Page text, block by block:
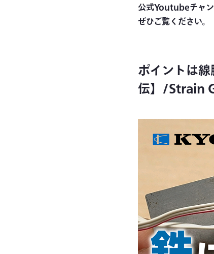
公式Youtubeチャン
ぜひご覧ください。
ポイントは
伝】/Strain